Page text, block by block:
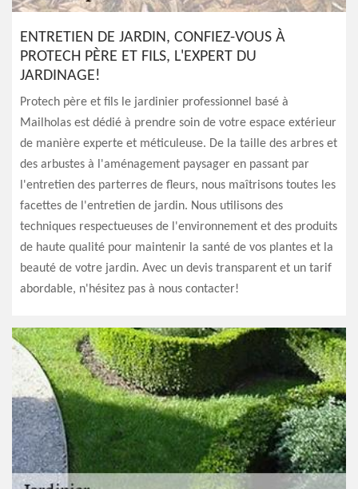
ENTRETIEN DE JARDIN, CONFIEZ-VOUS À
PROTECH PÈRE ET FILS, L'EXPERT DU
JARDINAGE!
Protech père et fils le jardinier professionnel basé à
Mailholas est dédié à prendre soin de votre espace extérieur
de manière experte et méticuleuse. De la taille des arbres et
des arbustes à l'aménagement paysager en passant par
l'entretien des parterres de fleurs, nous maîtrisons toutes les
facettes de l'entretien de jardin. Nous utilisons des
techniques respectueuses de l'environnement et des produits
de haute qualité pour maintenir la santé de vos plantes et la
beauté de votre jardin. Avec un devis transparent et un tarif
abordable, n'hésitez pas à nous contacter!